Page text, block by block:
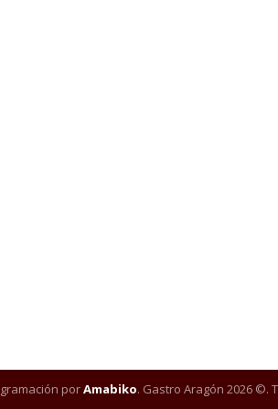
porAmabiko. Gastro Aragón 2026 ©.